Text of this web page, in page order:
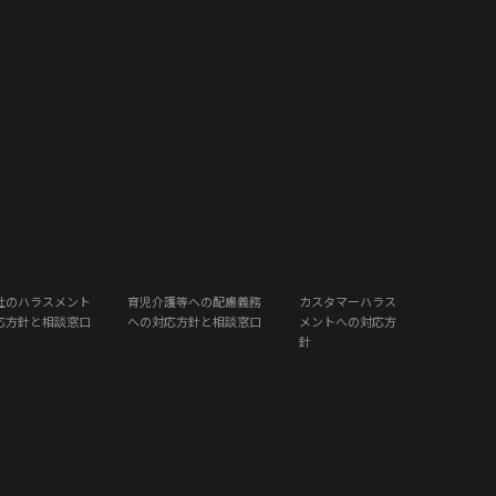
のハラスメント
方針と相談窓口
育児介護等への配慮義務
への対応方針と相談窓口
カスタマーハラス
メントへの対応方
針